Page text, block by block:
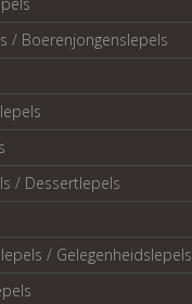
/ Boerenjongenslepels
/ Dessertlepels
/ Gelegenheidslepels